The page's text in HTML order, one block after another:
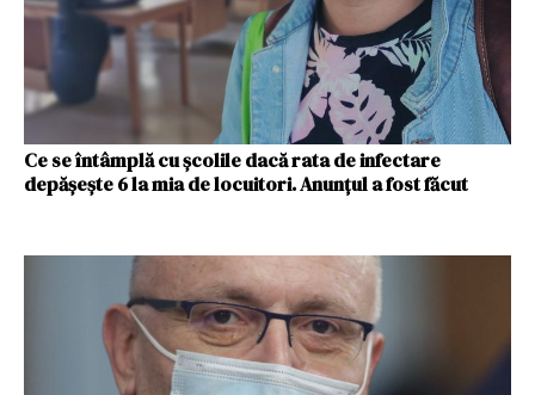
Ce se întâmplă cu școlile dacă rata de infectare
depășește 6 la mia de locuitori. Anunțul a fost făcut